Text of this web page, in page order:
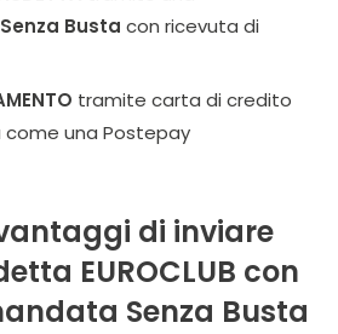
Busta con ricevuta di
tramite carta di credito
una Postepay
di inviare
EUROCLUB con
Senza Busta